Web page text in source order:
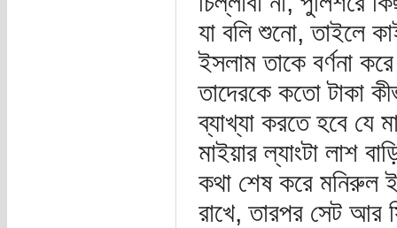
যা বলি শুনো, তাইলে
ইসলাম তাকে বর্ণনা
তাদেরকে কতো টাকা
ব্যাখ্যা করতে হবে যে
মাইয়ার ল্যাংটা লাশ
কথা শেষ করে মনিরুল
রাখে, তারপর সেট আর